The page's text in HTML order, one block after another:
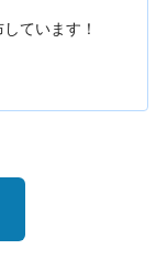
ています！